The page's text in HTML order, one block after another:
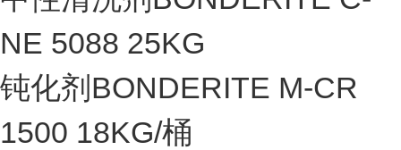
NE 5088 25KG
钝化剂BONDERITE M-CR
1500 18KG/桶